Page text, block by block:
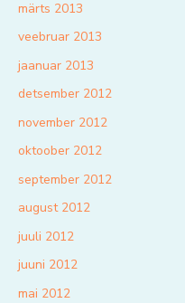
märts 2013
veebruar 2013
jaanuar 2013
detsember 2012
november 2012
oktoober 2012
september 2012
august 2012
juuli 2012
juuni 2012
mai 2012